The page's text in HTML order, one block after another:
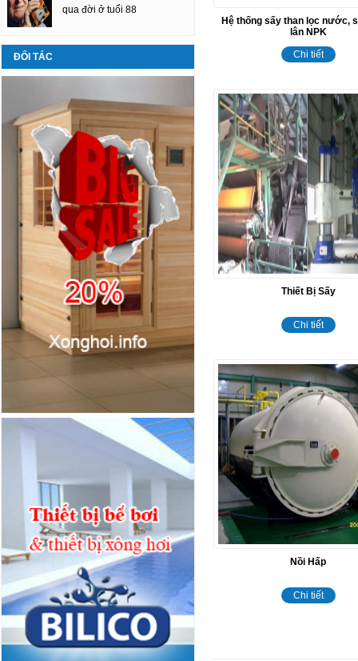
qua đời ở tuổi 88
ĐỐI TÁC
Hệ thống sấy than lọc nước,
lân NPK
Chi tiết
Thiết Bị Sấy
Chi tiết
Nồi Hấp
Chi tiết